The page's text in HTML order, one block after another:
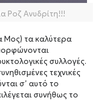
Ροζ Ανυδρίτη!!!
Μος) τα καλύτερα
συλλογές.
τεχνικές
σ’ αυτό το
συνήθως το